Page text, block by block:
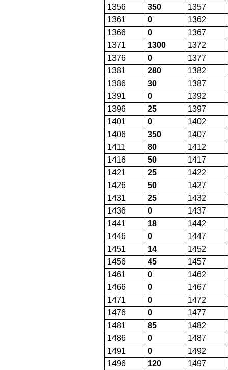
1356 350
1357
1361
0
1362
1366
0
1367
1371
1300
1372
1376
0
1377
1381
280
1382
1386
30
1387
1391
0
1392
1396
25
1397
1401
0
1402
1406
350
1407
1411
80
1412
1416
50
1417
1421
25
1422
1426
50
1427
1431
25
1432
1436
0
1437
1441
18
1442
1446
0
1447
1451
14
1452
1456
45
1457
1461
0
1462
1466
0
1467
1471
0
1472
1476
0
1477
1481
85
1482
1486
0
1487
1491
0
1492
1496
120
1497